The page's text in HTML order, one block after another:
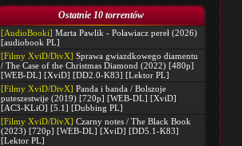
Ostatnie 10 torrentów
[AudioBooki] Marta Pawlik - Poławiacz pereł (2026)
[audiobook PL]
[Filmy XviD/DivX] Sprawa gwiazdkowego diamentu
/ The Case of the Christmas Diamond (2022) [480p]
[WEB-DL] [XviD] [DD2.0-K83] [Lektor PL]
[Filmy XviD/DivX] Panda i banda / Bolszoje
puteszestwije (2019) [720p] [WEB-DL] [XviD]
[AC3-KLiO] [5.1] [Dubbing PL]
[Filmy XviD/DivX] Czarny notes / The Black Book
(2023) [720p] [WEB-DL] [XviD] [DD5.1-K83]
[Lektor PL]